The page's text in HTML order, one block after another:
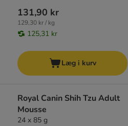
131,90 kr
129,30 kr / kg
125,31 kr
Læg i kurv
Royal Canin Shih Tzu Adult
Mousse
24 x 85 g